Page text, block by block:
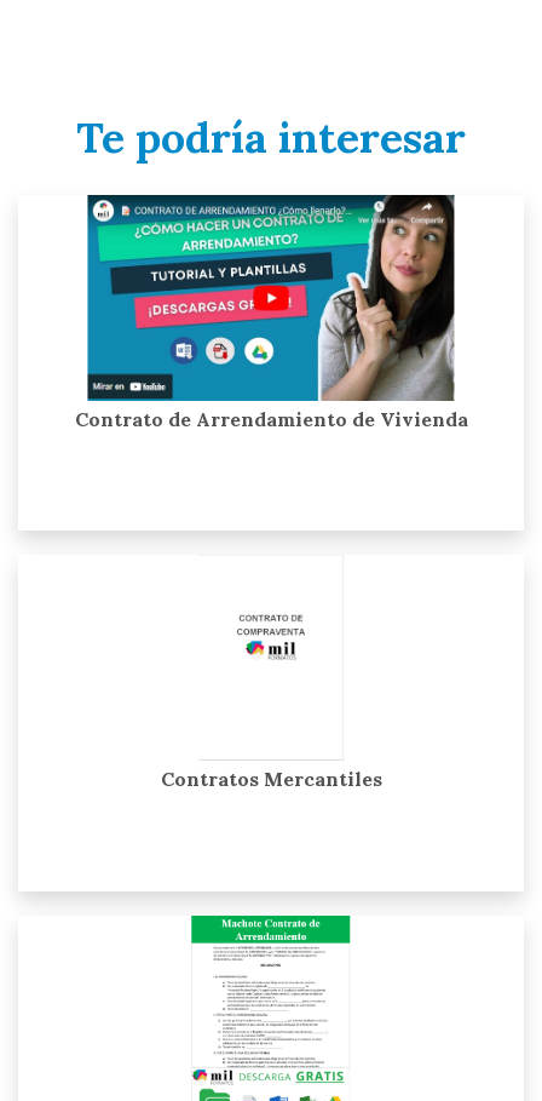
Te podría interesar
Contrato de Arrendamiento de Vivienda
Contratos Mercantiles